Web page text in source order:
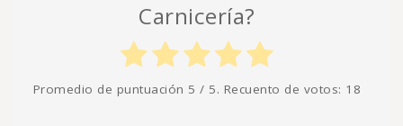
Carnicería?
Promedio de puntuación 5 / 5. Recuento de votos: 18